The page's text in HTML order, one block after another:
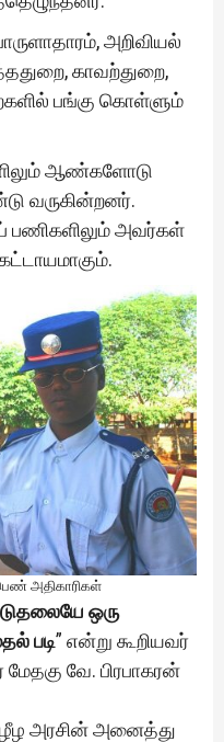
அறிவியல்
காவற்துறை,
பங்கு கொள்ளும்
ஆண்களோடு
வருகின்றனர்.
பணிகளிலும் அவர்கள்
அதிகாரிகள்
ஒரு
படி” என்று கூறியவர்
வே. பிரபாகரன்
அரசின் அனைத்து